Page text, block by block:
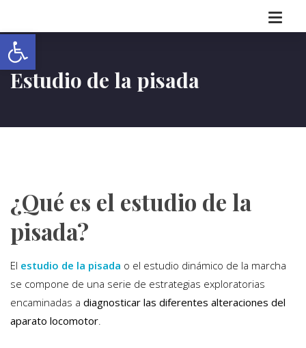
Abrir barra de herramientas
Estudio de la pisada
¿Qué es el estudio de la
pisada?
El estudio de la pisada o el estudio dinámico de la marcha
se compone de una serie de estrategias exploratorias
encaminadas a diagnosticar las diferentes alteraciones del
aparato locomotor.